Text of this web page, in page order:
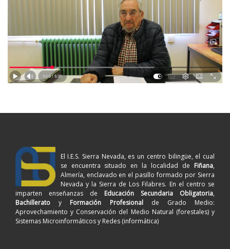
El I.E.S. Sierra Nevada, es un centro bilingüe, el cual
se encuentra situado en la localidad de Fiñana,
Almería, enclavado en el pasillo formado por Sierra
Nevada y la Sierra de Los Filabres. En el centro se
imparten enseñanzas de Educación Secundaria Obligatoria,
Bachillerato y Formación Profesionalde Grado Medio:
Aprovechamiento y Conservación del Medio Natural (forestales) y
Sistemas Microinformáticos y Redes (informática)